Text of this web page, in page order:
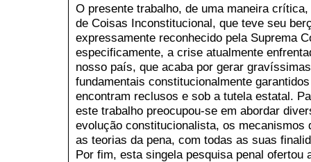
O presente trabalho, de uma maneira
de Coisas Inconstitucional, que teve seu
expressamente reconhecido pela Suprema
especificamente, a crise atualmente
nosso país, que acaba por gerar
fundamentais constitucionalmente
encontram reclusos e sob a tutela estatal.
este trabalho preocupou-se em abordar
evolução constitucionalista, os mecanismos
as teorias da pena, com todas as suas
Por fim, esta singela pesquisa penal ofertou